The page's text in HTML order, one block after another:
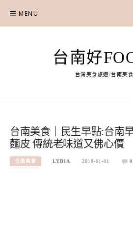
content
MENU
台南好
台灣美食旅遊/台南美
台南美食｜民生早點:台南
麵皮 傳統老味道又佛心價
台南美食 LYDIA 2018-01-01 0